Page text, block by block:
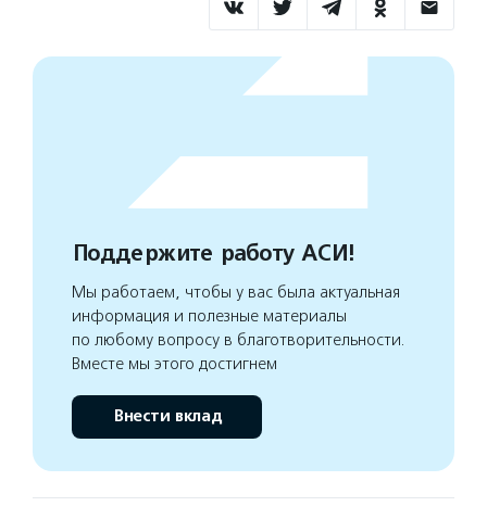
Поддержите работу АСИ!
Мы работаем, чтобы у вас была актуальная
информация и полезные материалы
по любому вопросу в благотворительности.
Вместе мы этого достигнем
Внести вклад